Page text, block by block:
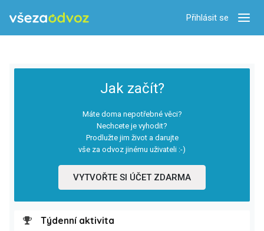
Přihlásit se
Jak začít?
Máte doma nepotřebné věci?
Nechcete je vyhodit?
Prodlužte jim život a darujte
vše za odvoz jinému uživateli :-)
VYTVOŘTE SI ÚČET ZDARMA
Týdenní aktivita